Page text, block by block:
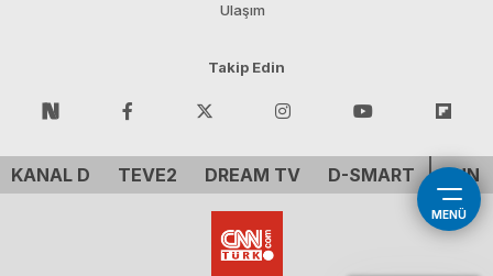
MENÜ
Ulaşım
Takip Edin
KANAL D TEVE2 DREAM TV D-SMART CNN